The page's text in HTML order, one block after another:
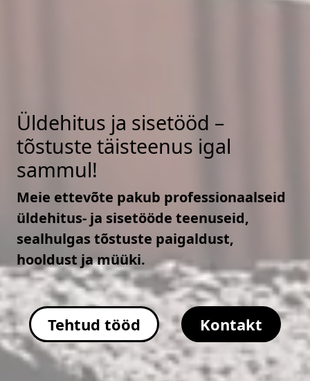
Üldehitus ja sisetööd –
tõstuste täisteenus igal
sammul!
Meie ettevõte pakub professionaalseid
üldehitus- ja sisetööde teenuseid,
sealhulgas tõstuste paigaldust,
hooldust ja müüki.
Tehtud tööd Kontakt